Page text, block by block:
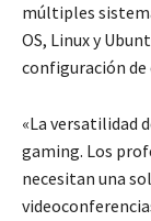
múltiples
OS, Linux y
configuración
«La versatilidad
gaming. Los
necesitan una